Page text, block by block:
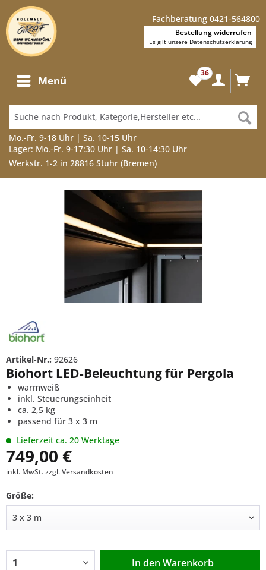
Fachberatung 0421-564800
Menü
36
Mo.-Fr. 9-18 Uhr | Sa. 10-15 Uhr
Lager: Mo.-Fr. 9-17:30 Uhr | Sa. 10-14:30 Uhr
Werkstr. 1-2 in 28816 Stuhr (Bremen)
Artikel-Nr.: 92626
Biohort LED-Beleuchtung für Pergola
warmweiß
inkl. Steuerungseinheit
ca. 2,5 kg
passend für 3 x 3 m
Lieferzeit ca. 20 Werktage
749,00 €
inkl. MwSt.zzgl. Versandkosten
Größe:
In den Warenkorb
Bestellung widerrufen
Es gilt unsere Datenschutzerklärung